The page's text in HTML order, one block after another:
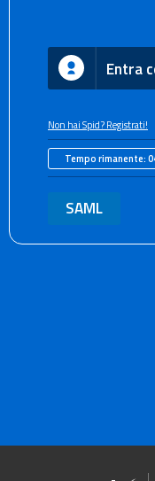
Entra
Non hai Spid? Registrati!
Tempo rimanente:
SAML